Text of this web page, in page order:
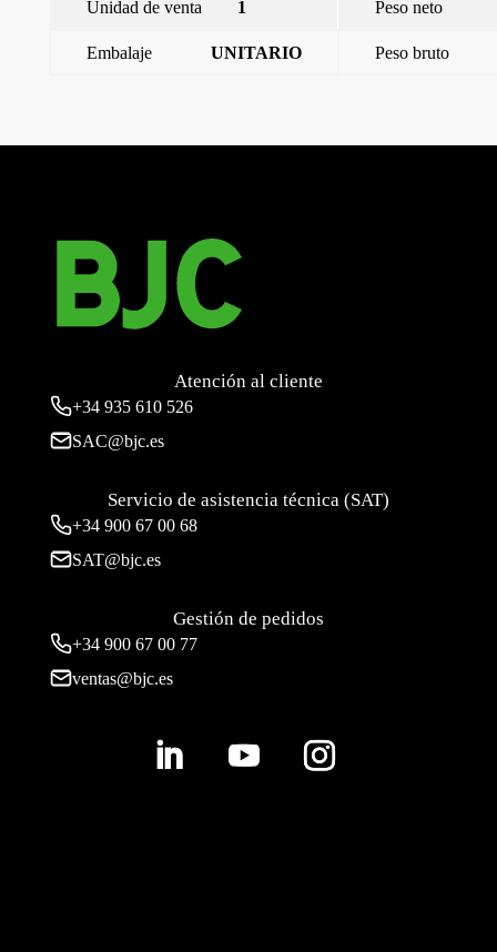
Unidad de venta 1 Peso neto
Embalaje UNITARIO Peso bruto
Atención al cliente
+34 935 610 526
SAC@bjc.es
Servicio de asistencia técnica (SAT)
+34 900 67 00 68
SAT@bjc.es
Gestión de pedidos
+34 900 67 00 77
ventas@bjc.es